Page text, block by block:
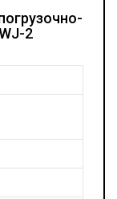
и
вне
по технике,
производителя
при организации
машин в
2